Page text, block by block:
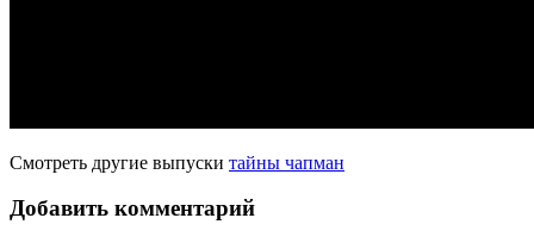
Смотреть другие выпуски тайны чапман
Добавить комментарий